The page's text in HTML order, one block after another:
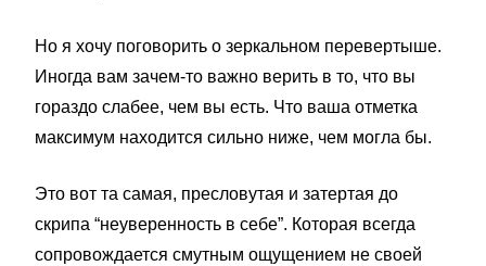
Но я хочу поговорить о зеркальном перевертыше.
Иногда вам зачем-то важно верить в то, что вы
гораздо слабее, чем вы есть. Что ваша отметка
максимум находится сильно ниже, чем могла бы.
Это вот та самая, пресловутая и затертая до
скрипа “неуверенность в себе”. Которая всегда
сопровождается смутным ощущением не своей